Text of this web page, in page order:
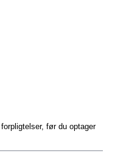
før du optager